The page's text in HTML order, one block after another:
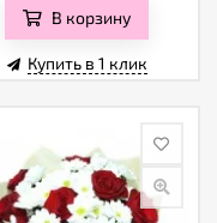
В корзину
Купить в 1 клик